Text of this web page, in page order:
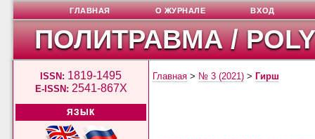
ПОЛИТРАВМА /
ISSN: 1819-1495
E-ISSN: 2541-867X
ЯЗЫК
ГЛАВНАЯ О ЖУРНАЛЕ ВХОД
Главная > № 3 (2021) > Гирш